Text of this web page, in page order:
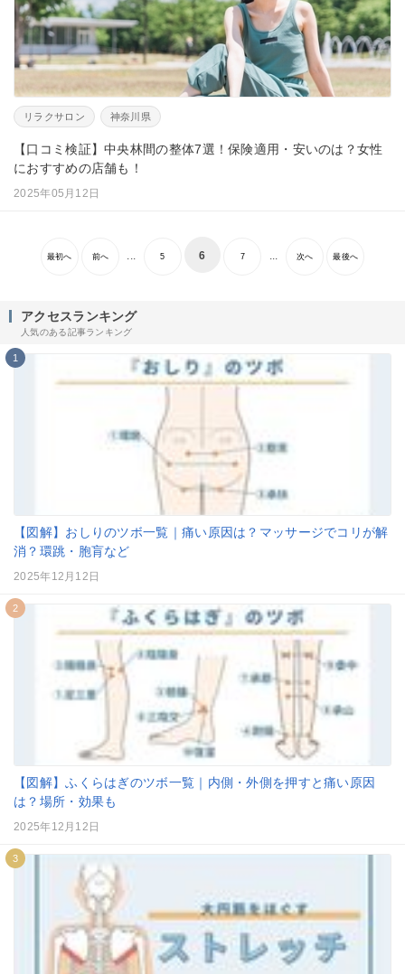
リラクサロン 神奈川県
【口コミ検証】中央林間の整体7選！保険適用・安いのは？女性
におすすめの店舗も！
2025年05月12日
最初へ 前へ ... 5 6 7 ... 次へ 最後へ
アクセスランキング
人気のある記事ランキング
1
【図解】おしりのツボ一覧｜痛い原因は？マッサージでコリが解
消？環跳・胞肓など
2025年12月12日
2
【図解】ふくらはぎのツボ一覧｜内側・外側を押すと痛い原因
は？場所・効果も
2025年12月12日
3